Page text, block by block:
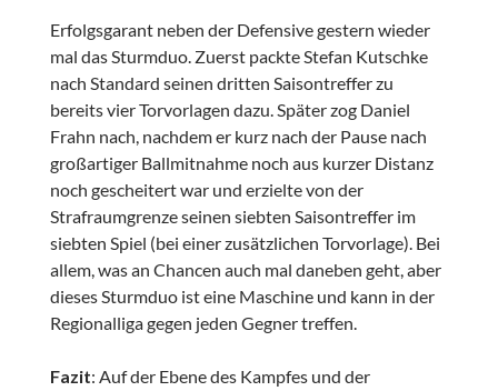
Erfolgsgarant neben der Defensive gestern wieder
mal das Sturmduo. Zuerst packte Stefan Kutschke
nach Standard seinen dritten Saisontreffer zu
bereits vier Torvorlagen dazu. Später zog Daniel
Frahn nach, nachdem er kurz nach der Pause nach
großartiger Ballmitnahme noch aus kurzer Distanz
noch gescheitert war und erzielte von der
Strafraumgrenze seinen siebten Saisontreffer im
siebten Spiel (bei einer zusätzlichen Torvorlage). Bei
allem, was an Chancen auch mal daneben geht, aber
dieses Sturmduo ist eine Maschine und kann in der
Regionalliga gegen jeden Gegner treffen.
Fazit: Auf der Ebene des Kampfes und der